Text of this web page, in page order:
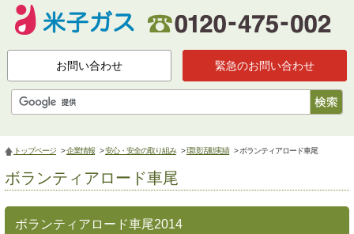
緊急のお問い合わせ
お問い合わせ
トップページ >企業情報 >安心・安全の取り組み >環境活動実績 > ボランティアロード車尾
ボランティアロード車尾
ボランティアロード車尾2014